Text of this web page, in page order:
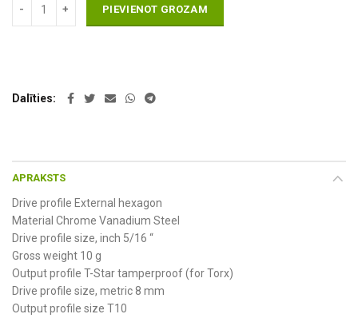
PIEVIENOT GROZAM
Dalīties
APRAKSTS
Drive profile External hexagon
Material Chrome Vanadium Steel
Drive profile size, inch 5/16 “
Gross weight 10 g
Output profile T-Star tamperproof (for Torx)
Drive profile size, metric 8 mm
Output profile size T10